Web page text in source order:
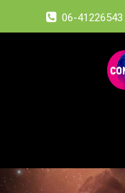
06-41226543